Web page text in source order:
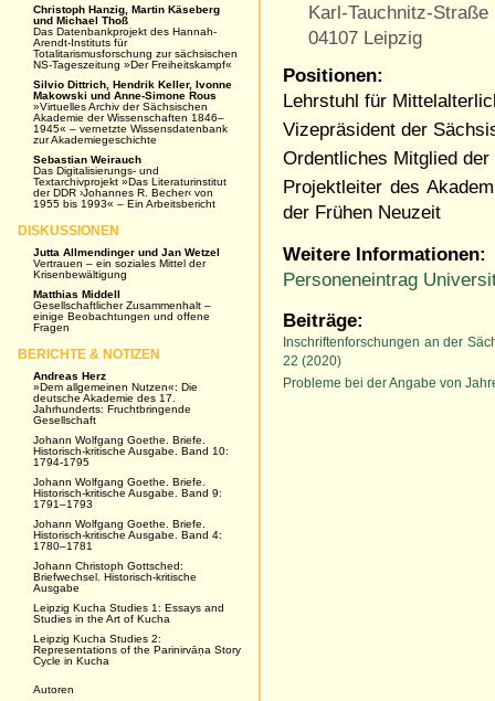
Karl-Tauchnitz-Straße
04107 Leipzig
Positionen:
Lehrstuhl für
Vizepräsident der
Ordentliches Mitglied
Projektleiter des
der Frühen Neuzeit
Weitere Informationen:
Personeneintrag
Beiträge:
Inschriftenforschungen an der
22 (2020)
Probleme bei der Angabe von
Christoph Hanzig, Martin Käseberg
und Michael Thoß
Das Datenbankprojekt des Hannah-
Arendt-Instituts für
Totalitarismusforschung zur sächsischen
NS-Tageszeitung »Der Freiheitskampf«
Silvio Dittrich, Hendrik Keller, Ivonne
Makowski und Anne-Simone Rous
»Virtuelles Archiv der Sächsischen
Akademie der Wissenschaften 1846–
1945« – vernetzte Wissensdatenbank
zur Akademiegeschichte
Sebastian Weirauch
Das Digitalisierungs- und
Textarchivprojekt »Das Literaturinstitut
der DDR ›Johannes R. Becher‹ von
1955 bis 1993« – Ein Arbeitsbericht
DISKUSSIONEN
Jutta Allmendinger und Jan Wetzel
Vertrauen – ein soziales Mittel der
Krisenbewältigung
Matthias Middell
Gesellschaftlicher Zusammenhalt –
einige Beobachtungen und offene
Fragen
BERICHTE & NOTIZEN
Andreas Herz
»Dem allgemeinen Nutzen«: Die
deutsche Akademie des 17.
Jahrhunderts: Fruchtbringende
Gesellschaft
Johann Wolfgang Goethe. Briefe.
Historisch-kritische Ausgabe. Band 10:
1794-1795
Johann Wolfgang Goethe. Briefe.
Historisch-kritische Ausgabe. Band 9:
1791–1793
Johann Wolfgang Goethe. Briefe.
Historisch-kritische Ausgabe. Band 4:
1780–1781
Johann Christoph Gottsched:
Briefwechsel. Historisch-kritische
Ausgabe
Leipzig Kucha Studies 1: Essays and
Studies in the Art of Kucha
Leipzig Kucha Studies 2:
Representations of the Parinirvāṇa Story
Cycle in Kucha
Autoren